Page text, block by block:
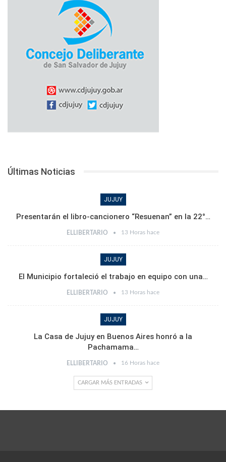
Últimas Noticias
JUJUY
Presentarán el libro-cancionero “Resuenan” en la 22°…
ELLIBERTARIO 13 Horas hace
JUJUY
El Municipio fortaleció el trabajo en equipo con una…
ELLIBERTARIO 13 Horas hace
JUJUY
La Casa de Jujuy en Buenos Aires honró a la
Pachamama…
ELLIBERTARIO 16 Horas hace
CARGAR MÁS ENTRADAS